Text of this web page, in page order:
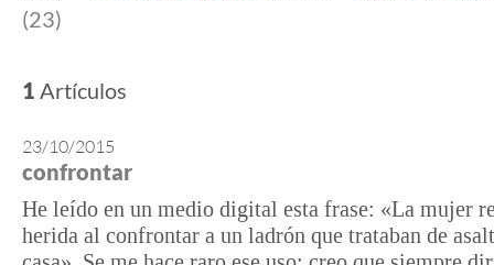
(23)
1 Artículos
23/10/2015
confrontar
He leído en un medio digital esta frase: «La mujer
herida al confrontar a un ladrón que trataban de